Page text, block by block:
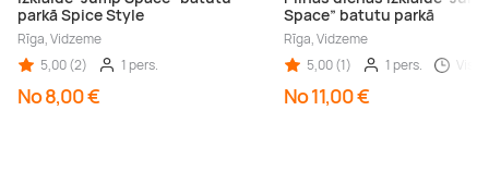
parkā Spice Style
Rīga, Vidzeme
5,00 (2)
1 pers.
No 8,00 €
Space” batutu parkā
Rīga, Vidzeme
5,00 (1)
1 pers. Visa
No 11,00 €